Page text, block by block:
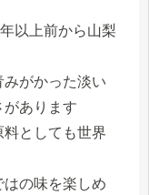
以上前から山梨
がかった淡い
あります
としても世界
はの味を楽しめ